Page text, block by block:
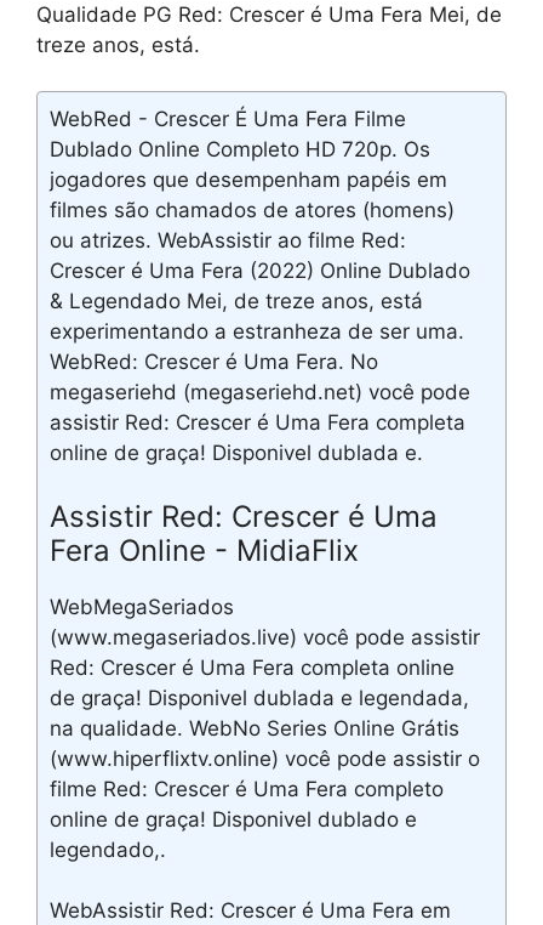
Qualidade PG Red: Crescer é Uma Fera Mei, de
treze anos, está.
WebRed - Crescer É Uma Fera Filme
Dublado Online Completo HD 720p. Os
jogadores que desempenham papéis em
filmes são chamados de atores (homens)
ou atrizes. WebAssistir ao filme Red:
Crescer é Uma Fera (2022) Online Dublado
& Legendado Mei, de treze anos, está
experimentando a estranheza de ser uma.
WebRed: Crescer é Uma Fera. No
megaseriehd (megaseriehd.net) você pode
assistir Red: Crescer é Uma Fera completa
online de graça! Disponivel dublada e.
Assistir Red: Crescer é Uma
Fera Online - MidiaFlix
WebMegaSeriados
(www.megaseriados.live) você pode assistir
Red: Crescer é Uma Fera completa online
de graça! Disponivel dublada e legendada,
na qualidade. WebNo Series Online Grátis
(www.hiperflixtv.online) você pode assistir o
filme Red: Crescer é Uma Fera completo
online de graça! Disponivel dublado e
legendado,.
WebAssistir Red: Crescer é Uma Fera em